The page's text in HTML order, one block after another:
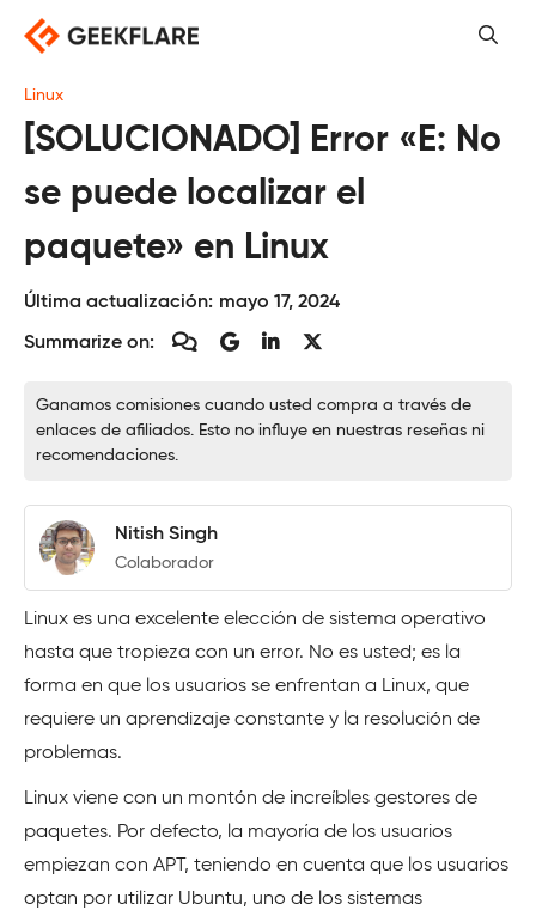
Saltar
contenido
Linux
[SOLUCIONADO] Error «E: No
se puede localizar el
paquete» en Linux
Última actualización: mayo 17, 2024
Summarize on:
Ganamos comisiones cuando usted compra a través de
enlaces de afiliados. Esto no influye en nuestras reseñas ni
recomendaciones.
Nitish Singh
Colaborador
Linux es una excelente elección de sistema operativo
hasta que tropieza con un error. No es usted; es la
forma en que los usuarios se enfrentan a Linux, que
requiere un aprendizaje constante y la resolución de
problemas.
Linux viene con un montón de increíbles gestores de
paquetes. Por defecto, la mayoría de los usuarios
empiezan con APT, teniendo en cuenta que los usuarios
optan por utilizar Ubuntu, uno de los sistemas